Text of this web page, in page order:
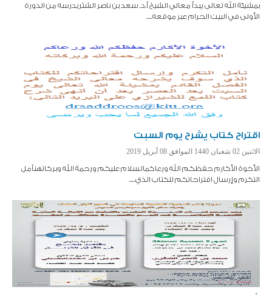
بمشيئة الله تعالى يبدأ معالي الشيخ أ.د. سعد بن ناصر الشثريدرسه من الدورة
الأولى في البيت الحرام عبر موقعه.....
اقتراح كتاب يشرح يوم السبت
الاثنين 02 شعبان 1440 الموافق 08 أبريل 2019
الأخوة الأكارم حفظكم الله ورعاكمالسلام عليكم ورحمة الله وبركاتهنأمل
التكرم وإرسال اقتراحاتكم للكتاب الذي.....